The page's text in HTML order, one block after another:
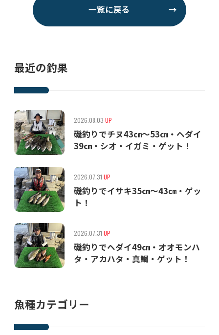
一覧に戻る →
最近の釣果
2026.08.03 UP
磯釣りでチヌ43㎝〜53㎝・ヘダイ
39㎝・シオ・イガミ・ゲット！
2026.07.31 UP
磯釣りでイサキ35㎝〜43㎝・ゲッ
ト！
2026.07.31 UP
磯釣りでヘダイ49㎝・オオモンハ
タ・アカハタ・真鯛・ゲット！
魚種カテゴリー